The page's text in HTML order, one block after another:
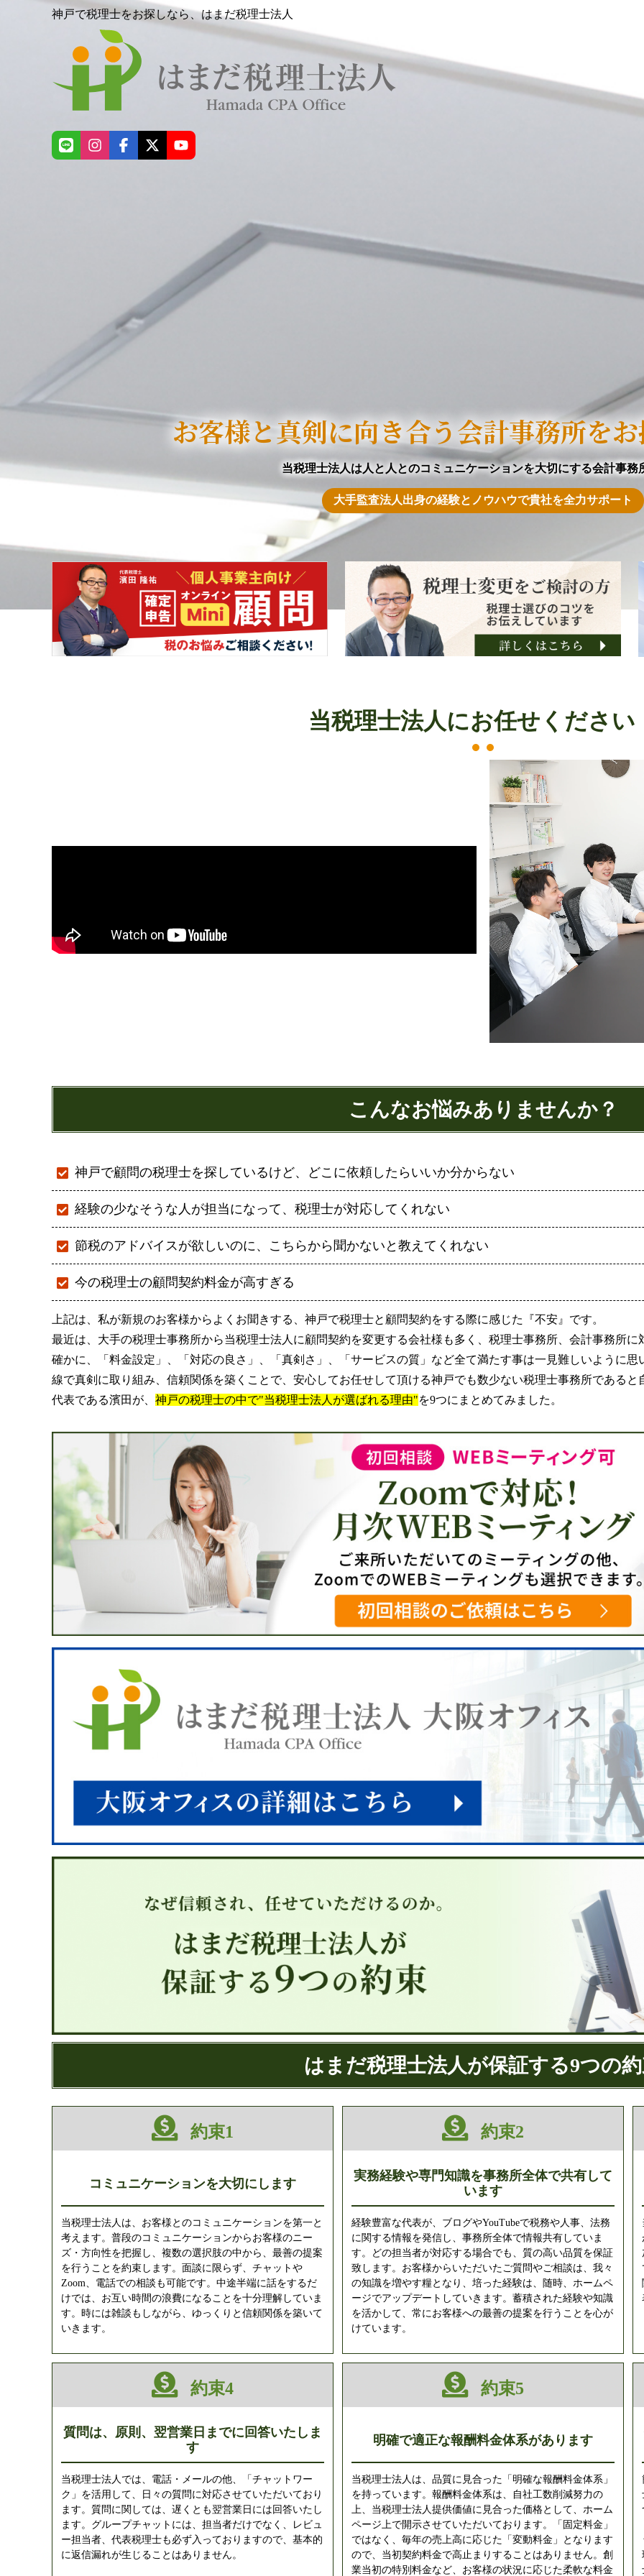
神戸で税理士をお探しなら、はまだ税理士法人
お客様と真剣に向き合う会計事務所を
当税理士法人は人と人とのコミュニケーションを大切にする会計事務
大手監査法人出身の経験とノウハウで貴社を全力サポート
当税理士法人にお任せください
こんなお悩みありませんか？
神戸で顧問の税理士を探しているけど、どこに依頼したらいいか分からない
経験の少なそうな人が担当になって、税理士が対応してくれない
節税のアドバイスが欲しいのに、こちらから聞かないと教えてくれない
今の税理士の顧問契約料金が高すぎる
上記は、私が新規のお客様からよくお聞きする、神戸で税理士と顧問契約をする際に感じた『不安』です。
最近は、大手の税理士事務所から当税理士法人に顧問契約を変更する会社様も多く、税理士事務所、会計事務所
確かに、「料金設定」、「対応の良さ」、「真剣さ」、「サービスの質」など全て満たす事は一見難しいように
線で真剣に取り組み、信頼関係を築くことで、安心してお任せして頂ける神戸でも数少ない税理士事務所であると
代表である濱田が、 神戸の税理士の中で"当税理士法人が選ばれる理由"を9つにまとめてみました。
はまだ税理士法人が保証する9つの
約束1
コミュニケーションを大切にします
当税理士法人は、お客様とのコミュニケーションを第一と
考えます。普段のコミュニケーションからお客様のニー
ズ・方向性を把握し、複数の選択肢の中から、最善の提案
を行うことを約束します。面談に限らず、チャットや
Zoom、電話での相談も可能です。中途半端に話をするだ
けでは、お互い時間の浪費になることを十分理解していま
す。時には雑談もしながら、ゆっくりと信頼関係を築いて
いきます。
約束2
実務経験や専門知識を事務所全体で共有して
います
経験豊富な代表が、ブログやYouTubeで税務や人事、法務
に関する情報を発信し、事務所全体で情報共有していま
す。どの担当者が対応する場合でも、質の高い品質を保証
致します。お客様からいただいたご質問やご相談は、我々
の知識を増やす糧となり、培った経験は、随時、ホームペ
ージでアップデートしていきます。蓄積された経験や知識
を活かして、常にお客様への最善の提案を行うことを心が
けています。
約束4
質問は、原則、翌営業日までに回答いたしま
す
当税理士法人では、電話・メールの他、「チャットワー
ク」を活用して、日々の質問に対応させていただいており
ます。質問に関しては、遅くとも翌営業日には回答いたし
ます。グループチャットには、担当者だけでなく、レビュ
ー担当者、代表税理士も必ず入っておりますので、基本的
に返信漏れが生じることはありません。
約束5
明確で適正な報酬料金体系があります
当税理士法人は、品質に見合った「明確な報酬料金体系」
を持っています。報酬料金体系は、自社工数削減努力の
上、当税理士法人提供価値に見合った価格として、ホーム
ページ上で開示させていただいております。「固定料金」
ではなく、毎年の売上高に応じた「変動料金」となります
ので、当初契約料金で高止まりすることはありません。創
業当初の特別料金など、お客様の状況に応じた柔軟な料金